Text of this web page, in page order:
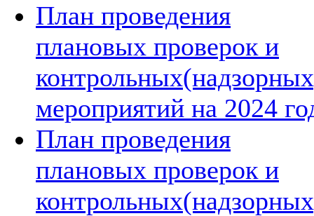
План проведения
плановых проверок и
мероприятий на 2024
План проведения
плановых проверок и